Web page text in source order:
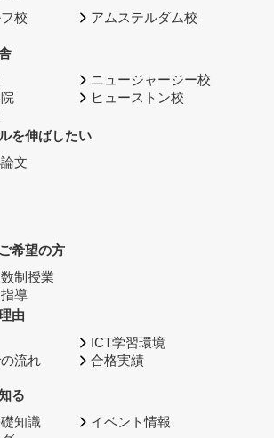
校
アムステルダム校
ニュージャージー校
ヒューストン校
を伸ばしたい
文
希望の方
制授業
導
由
流れ
ICT学習環境
合格実績
る
知識
イベント情報